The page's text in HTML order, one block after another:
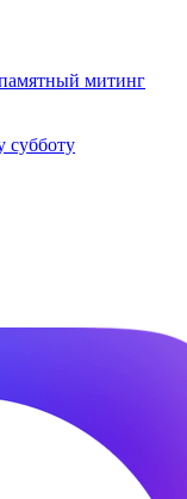
митинг
субботу